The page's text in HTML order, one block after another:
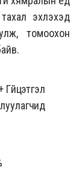
эхлэхэд
томоохон
Гүйцэтгэл